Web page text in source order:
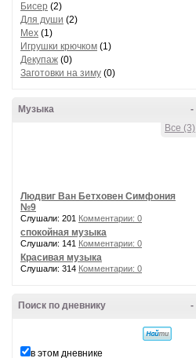
Бисер (2)
Для души (2)
Мех (1)
Игрушки крючком (1)
Декупаж (0)
Заготовки на зиму (0)
-
Музыка
Все (3)
Людвиг Ван Бетховен Симфония
№9
Слушали: 201 Комментарии: 0
спокойная музыка
Слушали: 141 Комментарии: 0
Красивая музыка
Слушали: 314 Комментарии: 0
-
Поиск по дневнику
в этом дневнике